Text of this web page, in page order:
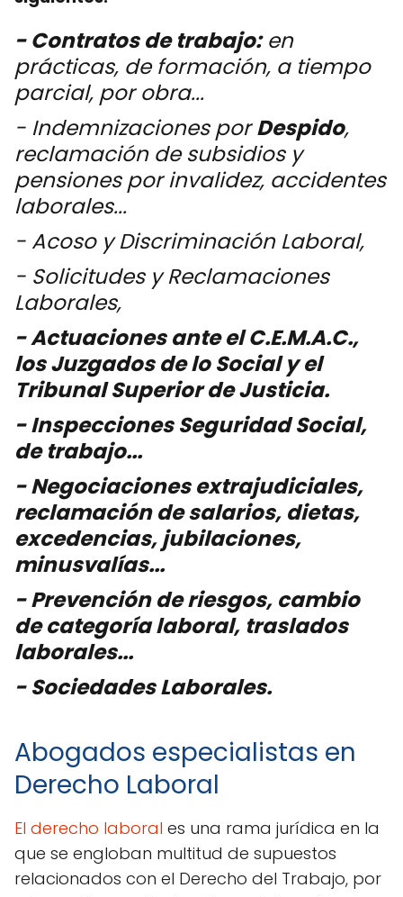
- Contratos de trabajo:en
prácticas, de formación, a tiempo
parcial, por obra...
- Indemnizaciones porDespido,
reclamación de subsidios y
pensiones por invalidez, accidentes
laborales...
- Acoso y Discriminación Laboral,
- Solicitudes y Reclamaciones
Laborales,
- Actuaciones ante el C.E.M.A.C.,
los Juzgados de lo Social yel
Tribunal Superior de Justicia.
- Inspecciones Seguridad Social,
de trabajo...
- Negociaciones extrajudiciales,
reclamación de salarios, dietas,
excedencias, jubilaciones,
minusvalías...
- Prevención de riesgos, cambio
de categoría laboral, traslados
laborales...
- Sociedades Laborales.
Abogados especialistas en
Derecho Laboral
El derecho laboral es una rama jurídica en la
que se engloban multitud de supuestos
relacionados con el Derecho del Trabajo, por